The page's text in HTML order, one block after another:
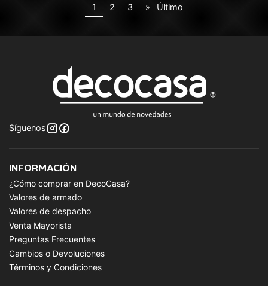
1 2 3 » Último
Síguenos
INFORMACIÓN
¿Cómo comprar en DecoCasa?
Valores de armado
Valores de despacho
Venta Mayorista
Preguntas Frecuentes
Cambios o Devoluciones
Términos y Condiciones